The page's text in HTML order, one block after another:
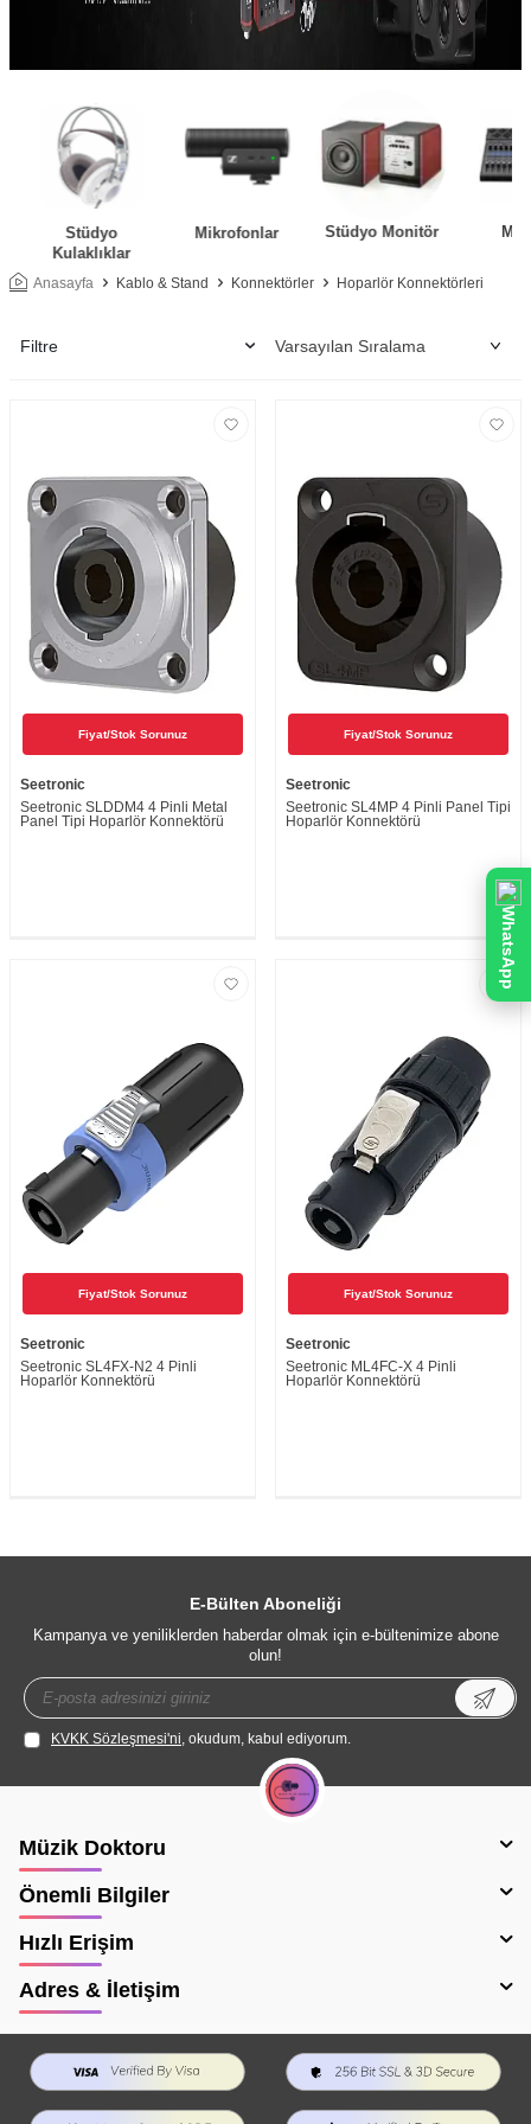
Stüdyo
Kulaklıklar
Mikrofonlar Stüdyo Monitör
Anasayfa Kablo & Stand Konnektörler Hoparlör Konnektörleri
Filtre
Fiyat/Stok Sorunuz
Seetronic
Seetronic SLDDM4 4 Pinli Metal
Panel Tipi Hoparlör Konnektörü
Fiyat/Stok Sorunuz
Seetronic
Seetronic SL4MP 4 Pinli Panel Tipi
Hoparlör Konnektörü
Fiyat/Stok Sorunuz
Seetronic
Seetronic SL4FX-N2 4 Pinli
Hoparlör Konnektörü
Fiyat/Stok Sorunuz
Seetronic
Seetronic ML4FC-X 4 Pinli
Hoparlör Konnektörü
E-Bülten Aboneliği
Kampanya ve yeniliklerden haberdar olmak için e-bültenimize abone
olun!
KVKK Sözleşmesi'ni, okudum, kabul ediyorum.
Müzik Doktoru
Önemli Bilgiler
Hızlı Erişim
Adres & İletişim
WhatsApp